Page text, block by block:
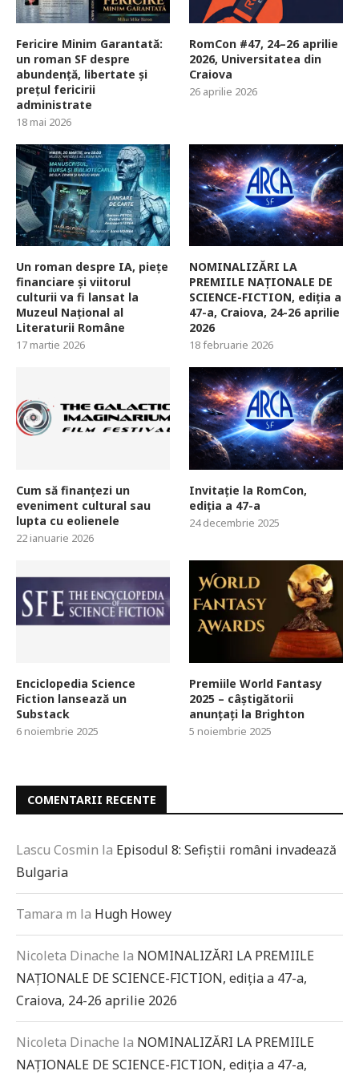
Fericire Minim Garantată:
un roman SF despre
abundență, libertate și
prețul fericirii
administrate
18 mai 2026
RomCon #47, 24–26 aprilie
2026, Universitatea din
Craiova
26 aprilie 2026
Un roman despre IA, piețe
financiare și viitorul
culturii va fi lansat la
Muzeul Național al
Literaturii Române
17 martie 2026
NOMINALIZĂRI LA
PREMIILE NAȚIONALE DE
SCIENCE-FICTION, ediția a
47-a, Craiova, 24-26 aprilie
2026
18 februarie 2026
Cum să finanțezi un
eveniment cultural sau
lupta cu eolienele
22 ianuarie 2026
Invitație la RomCon,
ediția a 47-a
24 decembrie 2025
Enciclopedia Science
Fiction lansează un
Substack
6 noiembrie 2025
Premiile World Fantasy
2025 – câștigătorii
anunțați la Brighton
5 noiembrie 2025
COMENTARII RECENTE
Lascu Cosmin la Episodul 8: Sefiștii români invadează
Bulgaria
Tamara m la Hugh Howey
Nicoleta Dinache la NOMINALIZĂRI LA PREMIILE
NAȚIONALE DE SCIENCE-FICTION, ediția a 47-a,
Craiova, 24-26 aprilie 2026
Nicoleta Dinache la NOMINALIZĂRI LA PREMIILE
NAȚIONALE DE SCIENCE-FICTION, ediția a 47-a,